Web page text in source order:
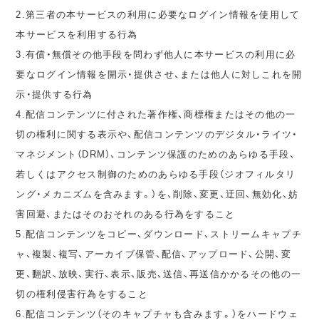
2.第三者の本サービスの利用に必要なログイン情報を使用して
本サービスを利用する行為
3.有償・無償その他手段を問わず他人に本サービスの利用に必
要なログイン情報を開示・提供させ、または他人に対しこれを開
示・提供する行為
4.配信コンテンツに付された著作権、商標権またはその他の一
切の権利に関する表示や、配信コンテンツのデジタル・ライツ・
マネジメント（DRM）、コンテンツ保護のためのあらゆる手段、
若しくはアクセス制御のためのあらゆる手段（ジオフィルタリ
ング・メカニズムを含みます。）を、削除、変更、迂回、無効化、妨
害回避、またはそのおそれのある行為をすること
5.配信コンテンツをコピー、ダウンロード、ストリームキャプチ
ャ、複製、複写、アーカイブ保管、配信、アップロード、公開、変
更、翻訳、放映、実行、表示、販売、送信、再送信かかるその他の一
切の権利侵害行為をすること
6.配信コンテンツ（そのキャプチャも含みます。）をハードウェ